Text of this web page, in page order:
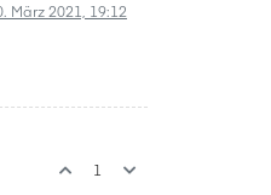
März 2021, 19:12
1